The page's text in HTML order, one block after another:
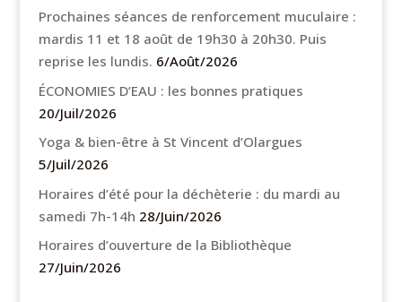
Prochaines séances de renforcement muculaire :
mardis 11 et 18 août de 19h30 à 20h30. Puis
reprise les lundis. 6/Août/2026
ÉCONOMIES D’EAU : les bonnes pratiques
20/Juil/2026
Yoga & bien-être à St Vincent d’Olargues
5/Juil/2026
Horaires d’été pour la déchèterie : du mardi au
samedi 7h-14h 28/Juin/2026
Horaires d’ouverture de la Bibliothèque
27/Juin/2026